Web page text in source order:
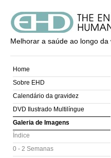
Melhorar a saúde ao longo
Home
Sobre EHD
Calendário da gravidez
DVD Ilustrado Multilíngue
Galeria de Imagens
Índice
0 - 2 Semanas